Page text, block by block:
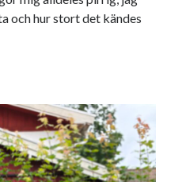
och hur stort det kändes